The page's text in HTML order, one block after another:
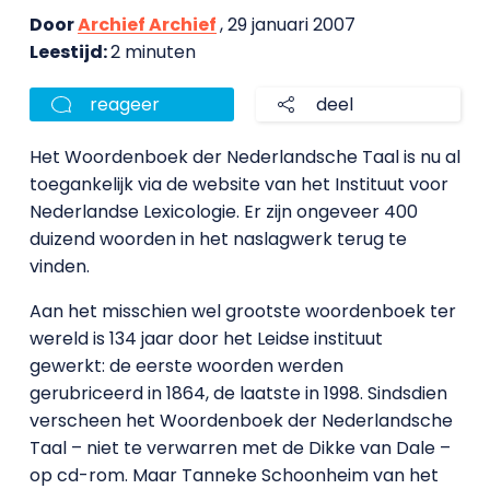
DoorArchief Archief, 29 januari 2007
Leestijd:2 minuten
reageer deel
Het Woordenboek der Nederlandsche Taal is nu al
toegankelijk via de website van het Instituut voor
Nederlandse Lexicologie. Er zijn ongeveer 400
duizend woorden in het naslagwerk terug te
vinden.
Aan het misschien wel grootste woordenboek ter
wereld is 134 jaar door het Leidse instituut
gewerkt: de eerste woorden werden
gerubriceerd in 1864, de laatste in 1998. Sindsdien
verscheen het Woordenboek der Nederlandsche
Taal – niet te verwarren met de Dikke van Dale –
op cd-rom. Maar Tanneke Schoonheim van het